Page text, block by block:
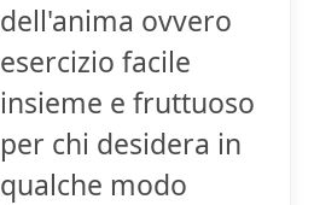
dell'anima ovvero
esercizio facile
insieme e fruttuoso
per chi desidera in
qualche modo